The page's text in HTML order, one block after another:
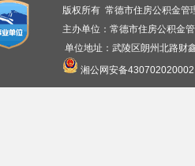
版权所有 常德市住房公积金
主办单位：常德市住房公积金
单位地址：武陵区朗州北路
湘公网安备